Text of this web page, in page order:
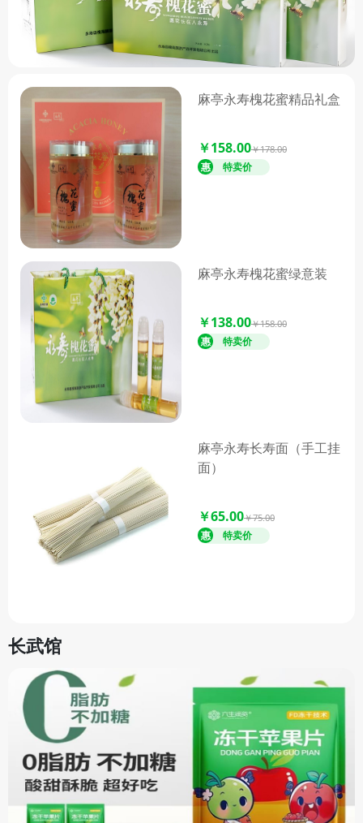
麻亭永寿槐花蜜精品礼盒
￥158.00￥178.00
麻亭永寿槐花蜜绿意装
￥138.00￥158.00
麻亭永寿长寿面（手工挂
面）
￥65.00￥75.00
长武馆